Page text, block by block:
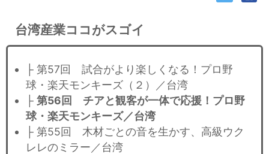
台湾産業ココがスゴイ
├ 第57回 試合がより楽しくなる！プロ野
球・楽天モンキーズ（２）／台湾
├ 第56回 チアと観客が一体で応援！プロ野
球・楽天モンキーズ／台湾
├ 第55回 木材ごとの音を生かす、高級ウク
レレのミラー／台湾